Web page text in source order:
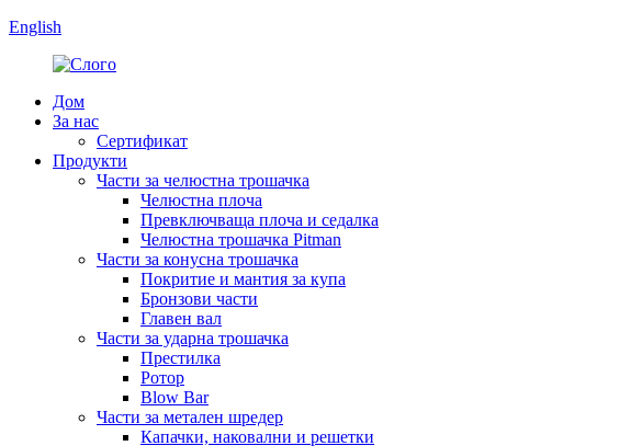
English
Дом
За нас
Сертификат
Продукти
Части за челюстна трошачка
Челюстна плоча
Превключваща плоча и седалка
Челюстна трошачка Pitman
Части за конусна трошачка
Покритие и мантия за купа
Бронзови части
Главен вал
Части за ударна трошачка
Престилка
Ротор
Blow Bar
Части за метален шредер
Капачки, наковални и решетки